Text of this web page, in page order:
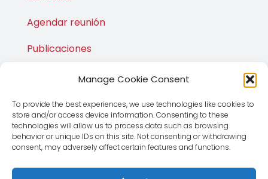
Manage Cookie Consent
To provide the best experiences, we use technologies like cookies to
store and/or access device information. Consenting to these
technologies will allow us to process data such as browsing
behavior or unique IDs on this site. Not consenting or withdrawing
consent, may adversely affect certain features and functions.
Agendar reunión
Publicaciones